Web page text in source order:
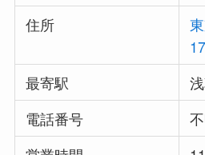
住所
最寄駅
電話番号